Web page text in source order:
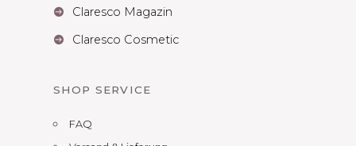
 Claresco Magazin
 Claresco Cosmetic
SHOP SERVICE
FAQ